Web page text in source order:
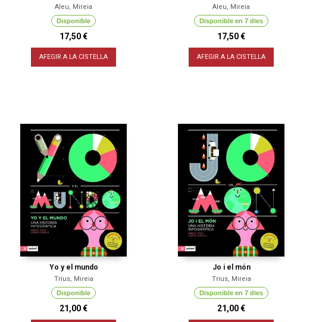
Aleu, Mireia
Disponible
17,50 €
AFEGIR A LA CISTELLA
Aleu, Mireia
Disponible en 7 dies
17,50 €
AFEGIR A LA CISTELLA
Yo y el mundo
Trius, Mireia
Disponible
21,00 €
Jo i el món
Trius, Mireia
Disponible en 7 dies
21,00 €